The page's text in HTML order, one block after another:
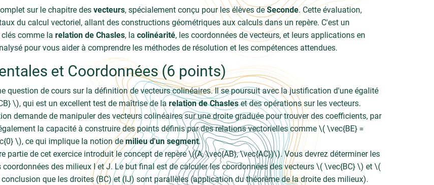
sur le chapitre des vecteurs, spécialement conçu pour les élèves deSeconde. Cette évaluation,
du calcul vectoriel, allant des constructions géométriques aux calculs dans un repère. C'est un
comme la relation de Chasles, la colinéarité, les coordonnées de vecteurs, et leurs applications en
pour vous aider à comprendre les méthodes de résolution et les compétences attendues.
et Coordonnées (6 points)
question de cours sur la définition de vecteurs colinéaires. Il se poursuit avec la justification d'une égalité
\), qui est un excellent test de maîtrise de la relation de Chasleset des opérations sur les vecteurs.
demande de manipuler des vecteurs colinéaires sur une droite graduée pour trouver des coefficients, par
la capacité à construire des points définis par des relations vectorielles comme \( \vec{BE} =
\), ce qui implique la notion demilieu d'un segment.
partie de cet exercice introduit le concept de repère \((A, \vec{AB}, \vec{AC})\). Vous devrez déterminer les
des milieux I et J. Le but final est de calculer les coordonnées des vecteurs \( \vec{BC} \) et \(
que les droites (BC) et (IJ) sont parallèles (application du théorème de la droite des milieux).